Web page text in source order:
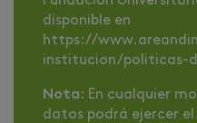
disponible en
https://
institucion/politicas-
Nota: En cualquier
datos podrá ejercer